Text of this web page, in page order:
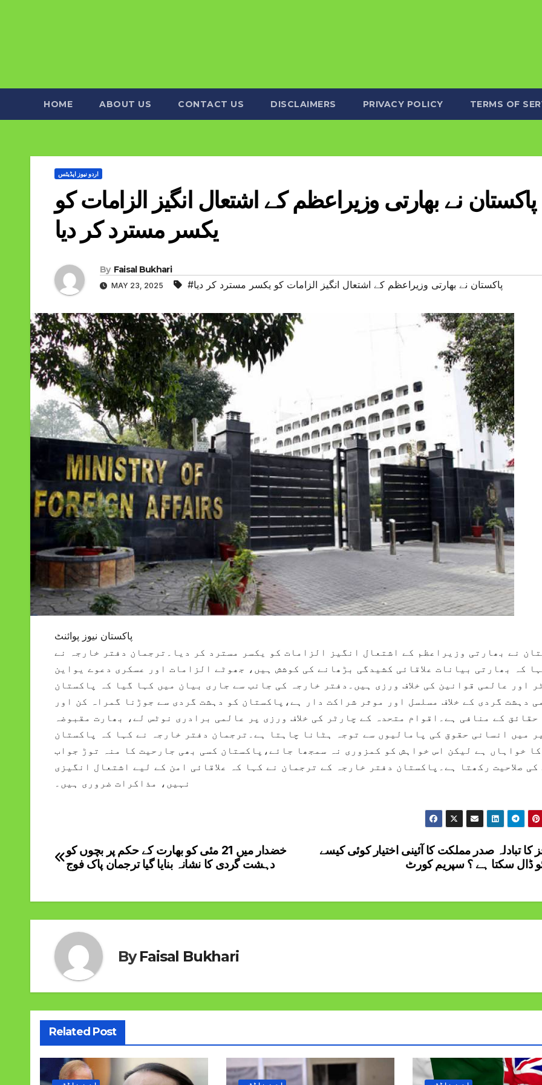
HOME ABOUT US CONTACT US DISCLAIMERS PRIVACY POLICY TERMS OF
اردو نیوز اپڈیٹس
پاکستان نے بھارتی وزیراعظم کے اشتعال انگیز الزامات کو
یکسر مسترد کر دیا
By Faisal Bukhari
MAY 23, 2025 #پاکستان نے بھارتی وزیراعظم کے اشتعال انگیز الزامات کو یکسر مسترد کر دیا
پاکستان نیوز پوائنٹ
نے بھارتی وزیراعظم کے اشتعال انگیز الزامات کو یکسر مسترد کر دیا۔ترجمان دفتر خارجہ نے
کہ بھارتی بیانات علاقائی کشیدگی بڑھانے کی کوشش ہیں، جھوٹے الزامات اور عسکری دعوے یواین
اور عالمی قوانین کی خلاف ورزی ہیں۔دفتر خارجہ کی جانب سے جاری بیان میں کہا گیا کہ پاکستان
دہشت گردی کے خلاف مسلسل اور موثر شراکت دار ہے،پاکستان کو دہشت گردی سے جوڑنا گمراہ کن اور
حقائق کے منافی ہے۔اقوام متحدہ کے چارٹر کی خلاف ورزی پر عالمی برادری نوٹس لے، بھارت مقبوضہ
میں انسانی حقوق کی پامالیوں سے توجہ ہٹانا چاہتا ہے۔ترجمان دفتر خارجہ نے کہا کہ پاکستان
خواہاں ہے لیکن اس خواہش کو کمزوری نہ سمجھا جائے،پاکستان کسی بھی جارحیت کا منہ توڑ جواب
کی صلاحیت رکھتا ہے۔پاکستان دفتر خارجہ کے ترجمان نے کہا کہ علاقائی امن کے لیے اشتعال انگیزی
نہیں، مذاکرات ضروری ہیں۔
Post
کا تبادلہ صدر مملکت کا آئینی اختیار کوئی کیسے
ڈال سکتا ہے ؟ سپریم کورٹ
خضدار میں 21 مئی کو بھارت کے حکم پر بچوں کو
دہشت گردی کا نشانہ بنایا گیا ترجمان پاک فوج
ByFaisal Bukhari
Related Post